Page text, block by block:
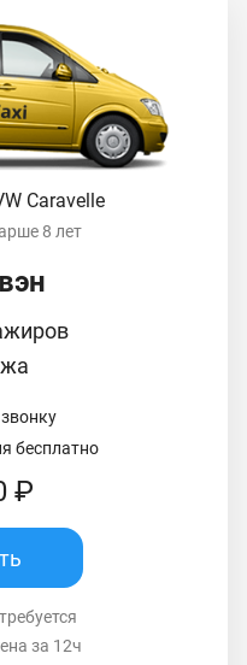
Caravelle
8 лет
бесплатно
₽
за 12ч